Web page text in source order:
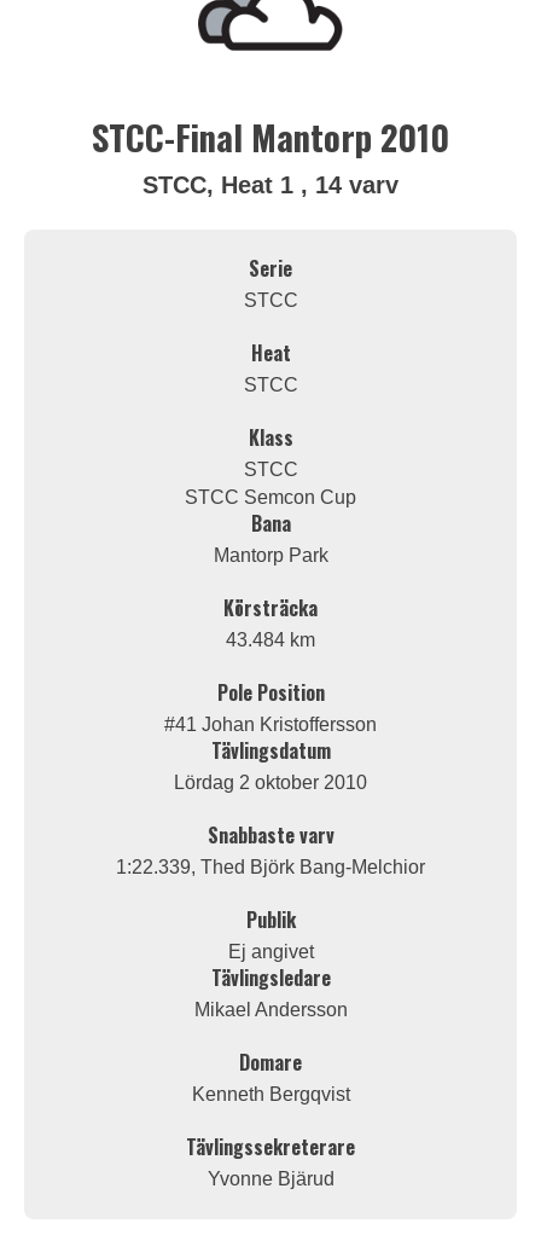
STCC-Final Mantorp 2010
STCC, Heat 1 , 14 varv
Serie
STCC
Heat
STCC
Klass
STCC
STCC Semcon Cup
Bana
Mantorp Park
Körsträcka
43.484 km
Pole Position
#41 Johan Kristoffersson
Tävlingsdatum
Lördag 2 oktober 2010
Snabbaste varv
1:22.339, Thed Björk Bang-Melchior
Publik
Ej angivet
Tävlingsledare
Mikael Andersson
Domare
Kenneth Bergqvist
Tävlingssekreterare
Yvonne Bjärud